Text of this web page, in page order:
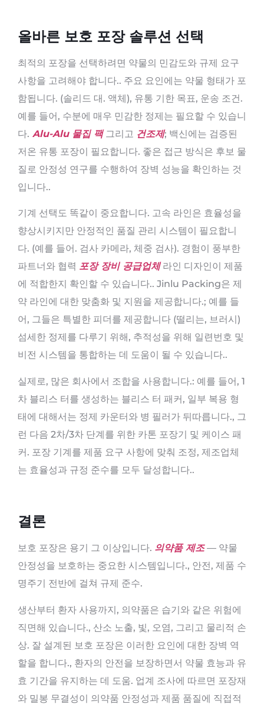
올바른 보호 포장 솔루션 선택
최적의 포장을 선택하려면 약물의 민감도와 규제 요구
사항을 고려해야 합니다.. 주요 요인에는 약물 형태가 포
함됩니다. (솔리드 대. 액체), 유통 기한 목표, 운송 조건.
예를 들어, 수분에 매우 민감한 정제는 필요할 수 있습니
다. Alu-Alu 물집 팩그리고 건조제; 백신에는 검증된
저온 유통 포장이 필요합니다. 좋은 접근 방식은 후보 물
질로 안정성 연구를 수행하여 장벽 성능을 확인하는 것
입니다..
기계 선택도 똑같이 중요합니다. 고속 라인은 효율성을
향상시키지만 안정적인 품질 관리 시스템이 필요합니
다. (예를 들어. 검사 카메라, 체중 검사). 경험이 풍부한
파트너와 협력 포장 장비 공급업체 라인 디자인이 제품
에 적합한지 확인할 수 있습니다.. Jinlu Packing은 제
약 라인에 대한 맞춤화 및 지원을 제공합니다.; 예를 들
어, 그들은 특별한 피더를 제공합니다 (떨리는, 브러시)
섬세한 정제를 다루기 위해, 추적성을 위해 일련번호 및
비전 시스템을 통합하는 데 도움이 될 수 있습니다..
실제로, 많은 회사에서 조합을 사용합니다.: 예를 들어, 1
차 블리스 터를 생성하는 블리스 터 패커, 일부 복용 형
태에 대해서는 정제 카운터와 병 필러가 뒤따릅니다., 그
런 다음 2차/3차 단계를 위한 카톤 포장기 및 케이스 패
커. 포장 기계를 제품 요구 사항에 맞춰 조정, 제조업체
는 효율성과 규정 준수를 모두 달성합니다..
결론
보호 포장은 용기 그 이상입니다. 의약품 제조— 약물
안정성을 보호하는 중요한 시스템입니다., 안전, 제품 수
명주기 전반에 걸쳐 규제 준수.
생산부터 환자 사용까지, 의약품은 습기와 같은 위험에
직면해 있습니다., 산소 노출, 빛, 오염, 그리고 물리적 손
상. 잘 설계된 보호 포장은 이러한 요인에 대한 장벽 역
할을 합니다., 환자의 안전을 보장하면서 약물 효능과 유
효 기간을 유지하는 데 도움. 업계 조사에 따르면 포장재
와 밀봉 무결성이 의약품 안정성과 제품 품질에 직접적